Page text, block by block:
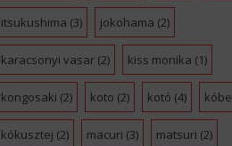
itsukushima (3) jokohama (2)
karacsonyi vasar(2) kiss monika (1)
kongosaki (2) koto (2) kotó (4) kóbe
kókusztej (2) macuri (3) matsuri (2)